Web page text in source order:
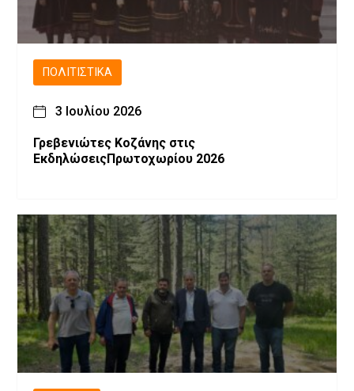
ΠΟΛΙΤΙΣΤΙΚΆ
3 Ιουλίου 2026
Γρεβενιώτες Κοζάνης στις
ΕκδηλώσειςΠρωτοχωρίου 2026